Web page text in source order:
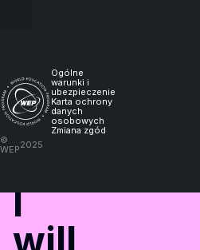
Ogólne
warunki i
ubezpieczenie
Karta ochrony
danych
osobowych
Zmiana zgód
©
WEP2025
me
experience
it,
I